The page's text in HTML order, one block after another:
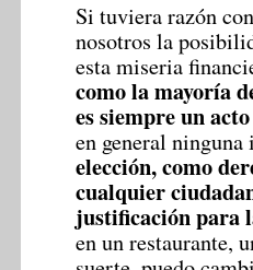
Si tuviera razón
nosotros la
esta miseria
como la mayoría
es siempre un
en general
elección, como
cualquier
justificación para
en un restaurante,